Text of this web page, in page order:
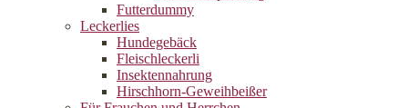
Futterdummy
Leckerlies
Hundegebäck
Fleischleckerli
Insektennahrung
Hirschhorn-Geweihbeißer